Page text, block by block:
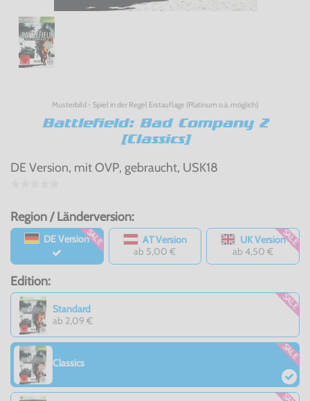
Musterbild - Spiel in der Regel Erstauflage (Platinum o.ä. möglich)
Battlefield: Bad Company 2
[Classics]
DE Version, mit OVP, gebraucht, USK18
Region / Länderversion:
DE VersionSALE
AT Version
ab 5,00 €
UK Version
ab 4,50 €
SALE
Edition:
Standard
ab 2,09 €
SALE
Classics
SALE